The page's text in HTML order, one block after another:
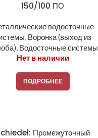
150/100 ПО
водосточные
, Воронка (выход из
, Водосточные системы
Нет в наличии
ПОДРОБНЕЕ
Промежуточный